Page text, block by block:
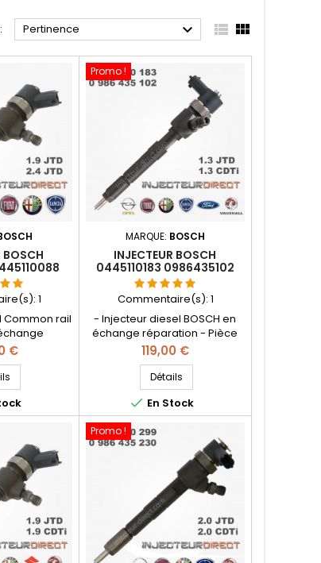
Pertinence   
BOSCH
1
Common rail
,
,
,
, 55192948 ,
, 71791442 ,
, 46787376 ,
1.9JTD
Pièce
€
Promo !
MARQUE: BOSCH
INJECTEUR BOSCH
0445110183 0986435102
FIAT OPEL 1.3 93184178
93169115
Commentaire(s):1
- Injecteur diesel BOSCH en
échange réparation - Pièce
d'origine - Références
compatibles : 0986435102 , 0
986 435 102 , 0000071794966 ,
55197124 , 55197875 , 71794966
, 1538758 , 9S519F593BA
, 93183910 , 93190435 - Pour
motorisation Fiat Lancia 1.3JTD ,
Opel 1.3CDTI , Ford 1.3TDCi
Pièce d'origine
Prix
119,00 €
Détails
 En Stock
Promo !